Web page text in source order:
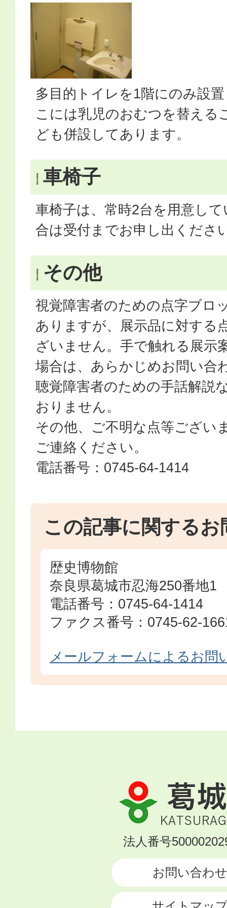
多目的トイレを1階にのみ設
こには乳児のおむつを替える
ども併設してあります。
車椅子
車椅子は、常時2台を用意し
合は受付までお申し出くださ
その他
視覚障害者のための点字ブロ
ありますが、展示品に対する
ざいません。手で触れる展示
場合は、あらかじめお問い合
聴覚障害者のための手話解説
おりません。
その他、ご不明な点等ござい
ご連絡ください。
電話番号：0745-64-1414
この記事に関するお
歴史博物館
奈良県葛城市忍海250番地1
電話番号：0745-64-1414
ファクス番号：0745-62-
メールフォームによるお問
葛
城
市
KATSURAGI
法人番号
お問い合わせ